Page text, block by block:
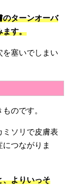
のターンオーバ
ます。
を塞いでしまい
のです。
ミソリで皮膚表
つながりま
、よりいっそ